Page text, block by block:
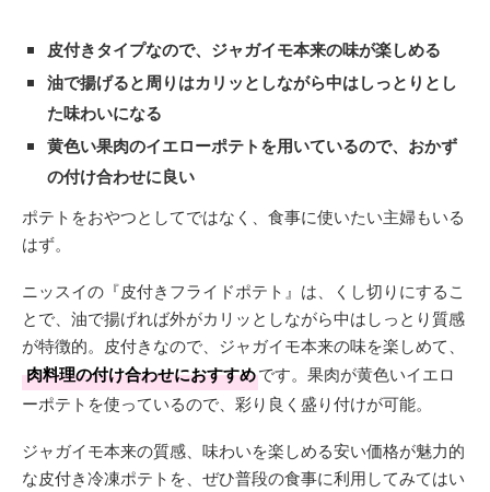
皮付きタイプなので、ジャガイモ本来の味が楽しめる
油で揚げると周りはカリッとしながら中はしっとりとし
た味わいになる
黄色い果肉のイエローポテトを用いているので、おかず
の付け合わせに良い
ポテトをおやつとしてではなく、食事に使いたい主婦もいる
はず。
ニッスイの『皮付きフライドポテト』は、くし切りにするこ
とで、油で揚げれば外がカリッとしながら中はしっとり質感
が特徴的。皮付きなので、ジャガイモ本来の味を楽しめて、
肉料理の付け合わせにおすすめです。果肉が黄色いイエロ
ーポテトを使っているので、彩り良く盛り付けが可能。
ジャガイモ本来の質感、味わいを楽しめる安い価格が魅力的
な皮付き冷凍ポテトを、ぜひ普段の食事に利用してみてはい